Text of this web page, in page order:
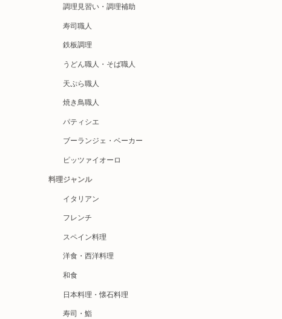
調理見習い・調理補助
寿司職人
鉄板調理
うどん職人・そば職人
天ぷら職人
焼き鳥職人
パティシエ
ブーランジェ・ベーカー
ピッツァイオーロ
料理ジャンル
イタリアン
フレンチ
スペイン料理
洋食・西洋料理
和食
日本料理・懐石料理
寿司・鮨